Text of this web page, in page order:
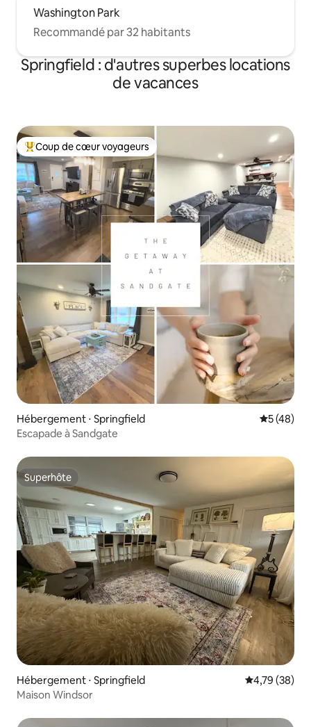
Washington Park
Recommandé par 32 habitants
Springfield : d'autres superbes locations
de vacances
Coups de cœur voyageurs les plus appréciés
Coup de cœur voyageurs
Hébergement ⋅ Springfield
5 (48)
Escapade à Sandgate
Superhôte
Superhôte
Hébergement ⋅ Springfield Évaluation
4,79 (38)
Maison Windsor